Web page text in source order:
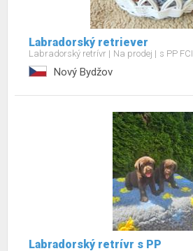
Labradorský retriever
Labradorský retrívr Na prodej s PP FCI
Nový Bydžov
Labradorský retrívr s PP